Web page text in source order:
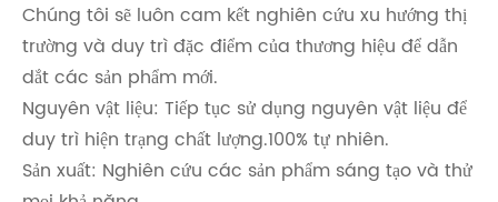
Chúng tôi sẽ luôn cam kết nghiên cứu xu hướng thị
trường và duy trì đặc điểm của thương hiệu để dẫn
dắt các sản phẩm mới.
Nguyên vật liệu: Tiếp tục sử dụng nguyên vật liệu để
duy trì hiện trạng chất lượng.100% tự nhiên.
Sản xuất: Nghiên cứu các sản phẩm sáng tạo và thử